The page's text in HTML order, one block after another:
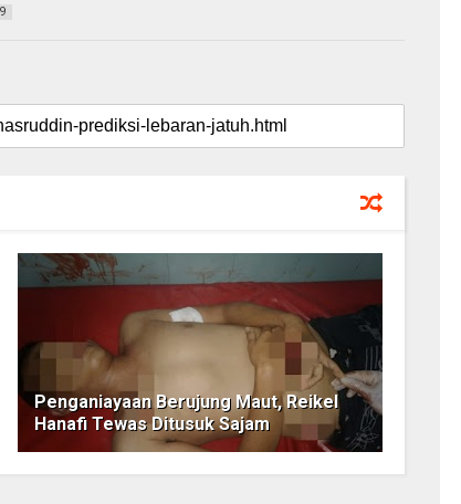
Penganiayaan Berujung Maut, Reikel
Hanafi Tewas Ditusuk Sajam